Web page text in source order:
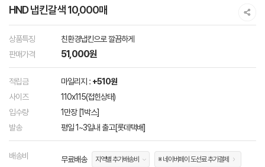
HND 냅킨갈색 10,000매
상품특징
친환경냅킨으로 깔끔하게
판매가격
51,000원
적립금 마일리지 : +510원
사이즈
110x115(접힌상태)
입수량
1만장 [1박스]
발송
평일 1~3일내 출고[롯데택배]
배송비 무료배송 지역별 추가배송비 ※ 네이버페이 도선료 추가결제